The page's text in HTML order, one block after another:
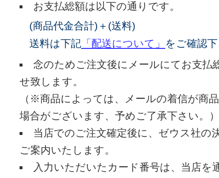
お支払総額は以下の通りです。
(商品代金合計)＋(送料)
送料は下記 「配送について」 をご確認
念のためご注文後にメールにてお支払
せ致します。
（※商品によっては、メールの着信が商
場合がございます、予めご了承下さい。）
当店でのご注文確定後に、ゼウス社の
ご案内いたします。
入力いただいたカード番号は、当店を